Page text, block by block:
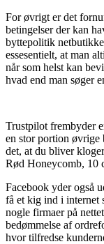
For øvrigt er det
betingelser der kan
byttepolitik
essesentielt, at man
når som helst kan
hvad end man søger
Trustpilot frembyder
en stor portion øvrige
det, at du bliver
Rød Honeycomb, 10
Facebook yder også
få et kig ind i internet
nogle firmaer på
bedømmelse af
hvor tilfredse